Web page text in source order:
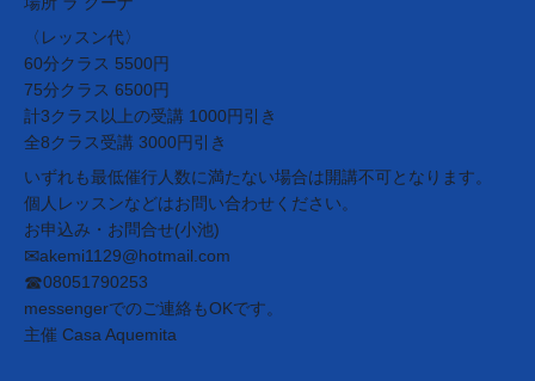
〈レッスン代〉
60分クラス 5500円
75分クラス 6500円
計3クラス以上の受講 1000円引き
全8クラス受講 3000円引き
いずれも最低催行人数に満たない場合は開講不可となります。
個人レッスンなどはお問い合わせください。
お申込み・お問合せ(小池)
✉︎akemi1129@hotmail.com
☎︎08051790253
messengerでのご連絡もOKです。
主催 Casa Aquemita